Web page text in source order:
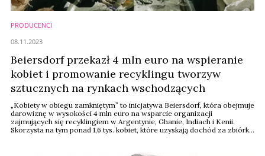
PRODUCENCI
Beiersdorf przekazł 4 mln euro na wspieranie
kobiet i promowanie recyklingu tworzyw
sztucznych na rynkach wschodzących
„Kobiety w obiegu zamkniętym” to inicjatywa Beiersdorf, która obejmuje
darowiznę w wysokości 4 mln euro na wsparcie organizacji
zajmujących się recyklingiem w Argentynie, Ghanie, Indiach i Kenii.
Skorzysta na tym ponad 1,6 tys. kobiet, które uzyskają dochód za zbiórkę
08.11.2023